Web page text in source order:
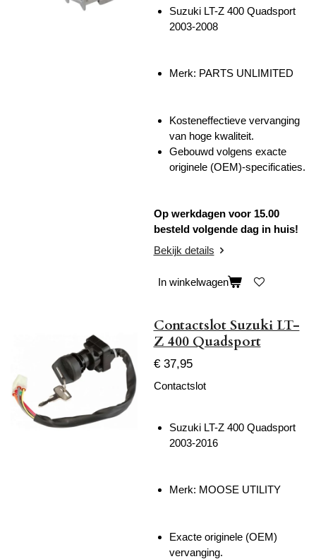
Suzuki LT-Z 400 Quadsport
2003-2008
Merk: PARTS UNLIMITED
Kosteneffectieve vervanging
van hoge kwaliteit.
Gebouwd volgens exacte
originele (OEM)-specificaties.
Op werkdagen voor 15.00
besteld volgende dag in huis!
Bekijk details
In winkelwagen
Contactslot Suzuki LT-
Z 400 Quadsport
€ 37,95
Contactslot
Suzuki LT-Z 400 Quadsport
2003-2016
Merk: MOOSE UTILITY
Exacte originele (OEM)
vervanging.